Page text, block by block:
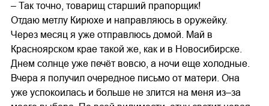
– Так точно, товарищ старший прапорщик!
Отдаю метлу Кирюхе и направляюсь в оружейку.
Через месяц я уже отправлюсь домой. Май в
Красноярском крае такой же, как и в Новосибирске.
Днем солнце уже печёт вовсю, а ночи еще холодные.
Вчера я получил очередное письмо от матери. Она
уже успокоилась и больше не злится на меня из–за